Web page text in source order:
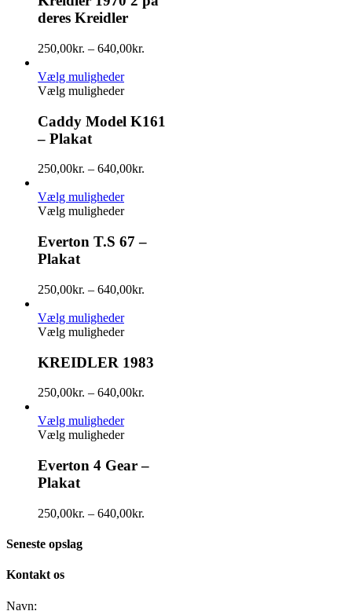
deres Kreidler
250,00kr. – 640,00kr.
Vælg muligheder
Vælg muligheder
Caddy Model K161
– Plakat
250,00kr. – 640,00kr.
Vælg muligheder
Vælg muligheder
Everton T.S 67 –
Plakat
250,00kr. – 640,00kr.
Vælg muligheder
Vælg muligheder
KREIDLER 1983
250,00kr. – 640,00kr.
Vælg muligheder
Vælg muligheder
Everton 4 Gear –
Plakat
250,00kr. – 640,00kr.
Seneste opslag
Kontakt os
Navn: